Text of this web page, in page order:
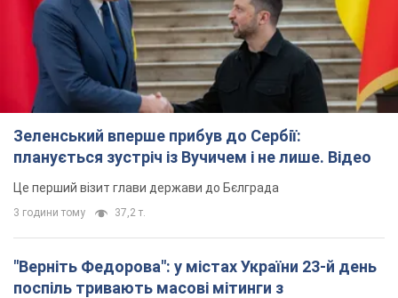
Зеленський вперше прибув до Сербії:
планується зустріч із Вучичем і не лише. Відео
Це перший візит глави держави до Бєлграда
3 години тому 37,2 т.
"Верніть Федорова": у містах України 23-й день
поспіль тривають масові мітинги з